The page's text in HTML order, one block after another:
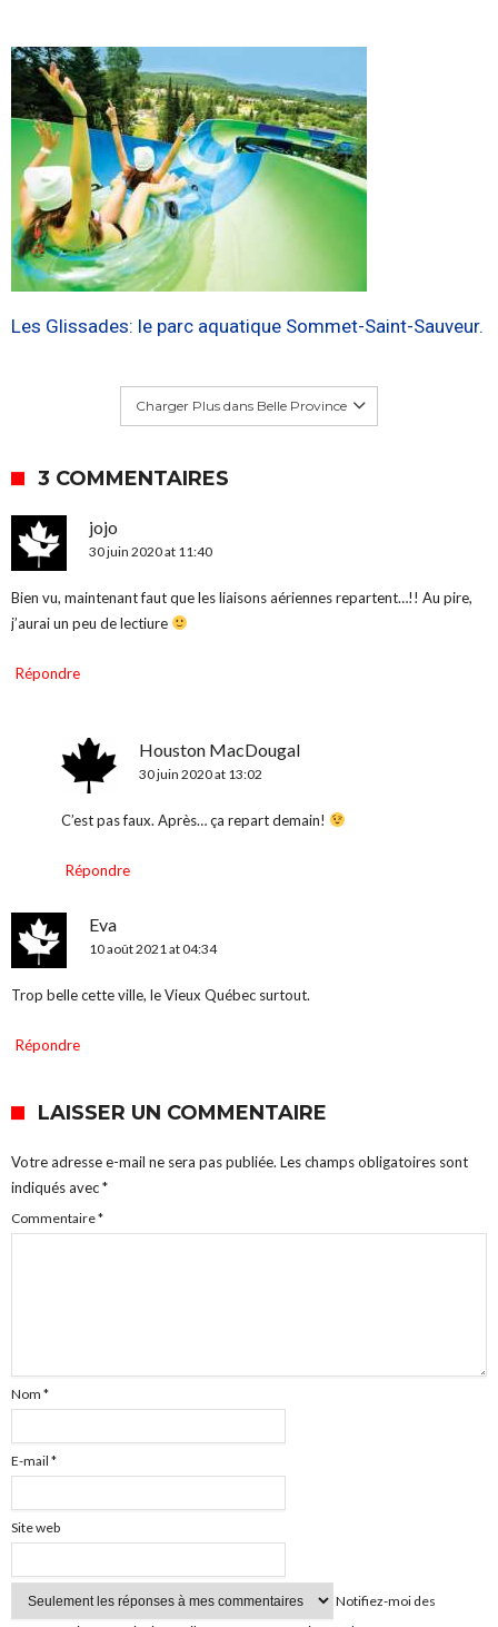
Les Glissades: le parc aquatique Sommet-Saint-Sauveur.
Charger Plus dans Belle Province
3 COMMENTAIRES
jojo
30 juin 2020 at 11:40
Bien vu, maintenant faut que les liaisons aériennes repartent…!! Au pire,
j’aurai un peu de lectiure
Répondre
Houston MacDougal
30 juin 2020 at 13:02
C’est pas faux. Après… ça repart demain!
Répondre
Eva
10 août 2021 at 04:34
Trop belle cette ville, le Vieux Québec surtout.
Répondre
LAISSER UN COMMENTAIRE
Votre adresse e-mail ne sera pas publiée. Les champs obligatoires sont
indiqués avec*
Commentaire*
Nom *
E-mail *
Site web
Notifiez-moi des